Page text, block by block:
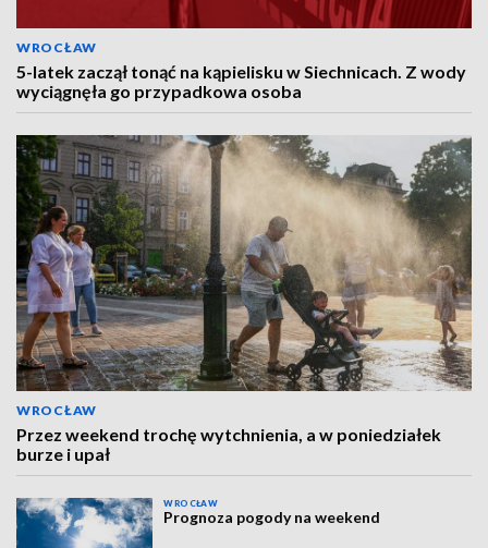
WROCŁAW
5-latek zaczął tonąć na kąpielisku w Siechnicach. Z wody
wyciągnęła go przypadkowa osoba
WROCŁAW
Przez weekend trochę wytchnienia, a w poniedziałek
burze i upał
WROCŁAW
Prognoza pogody na weekend